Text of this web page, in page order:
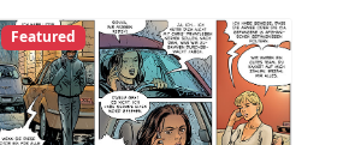
Featured